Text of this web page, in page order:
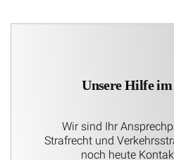
Unsere Hilfe
Wir sind Ihr
Strafrecht und
noch heute